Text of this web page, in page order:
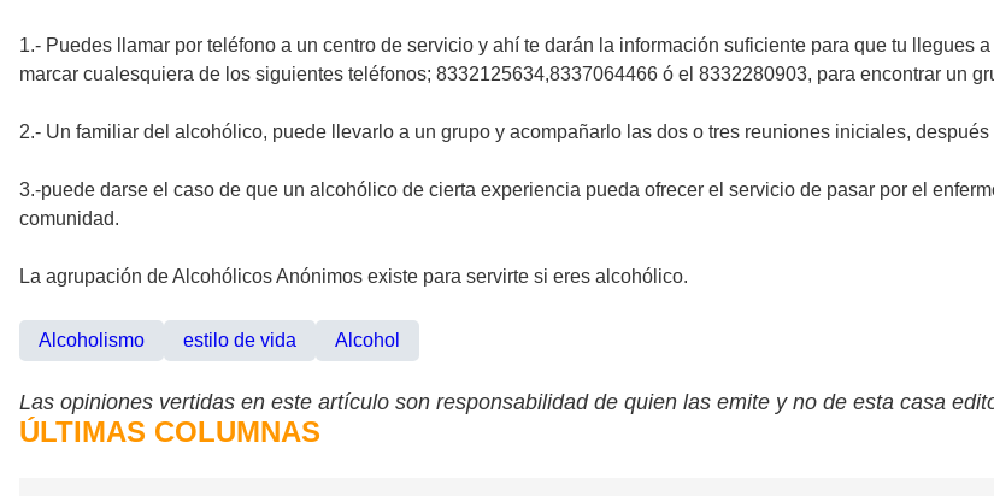
1.- Puedes llamar por teléfono a un centro de servicio y ahí te darán la información suficiente para que tu llegues
marcar cualesquiera de los siguientes teléfonos; 8332125634,8337064466 ó el 8332280903, para encontrar un
2.- Un familiar del alcohólico, puede llevarlo a un grupo y acompañarlo las dos o tres reuniones iniciales,
3.-puede darse el caso de que un alcohólico de cierta experiencia pueda ofrecer el servicio de pasar por el
comunidad.
La agrupación de Alcohólicos Anónimos existe para servirte si eres alcohólico.
Alcoholismo estilo de vida Alcohol
Las opiniones vertidas en este artículo son responsabilidad de quien las emite y no de esta casa
ÚLTIMAS COLUMNAS